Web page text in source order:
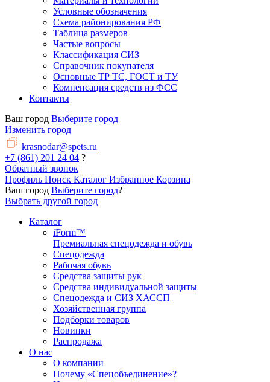
Условные обозначения
Схема районирования РФ
Таблица размеров
Частые вопросы
Классификация СИЗ
Справочник покупателя
Основные ТР ТС, ГОСТ и ТУ
Компенсация средств из ФСС
Контакты
Ваш город Выберите город
Изменить город
krasnodar@spets.ru
+7 (861) 201 24 04 ?
Обратный звонок
Профиль Поиск Каталог Избранное Корзина
Ваш город Выберите город?
Выбрать другой город
Каталог
iForm™
Премиальная спецодежда и обувь
Спецодежда
Рабочая обувь
Средства защиты рук
Средства индивидуальной защиты
Спецодежда и СИЗ ХАССП
Хозяйственная группа
Подборки товаров
Новинки
Распродажа
О нас
О компании
Почему «Спецобъединение»?